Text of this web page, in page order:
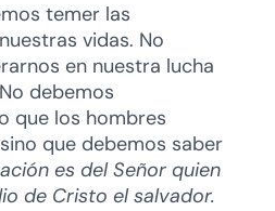
temer las
vidas. No
en nuestra lucha
debemos
que los hombres
que debemos saber
es del Señor quien
de Cristo el salvador.